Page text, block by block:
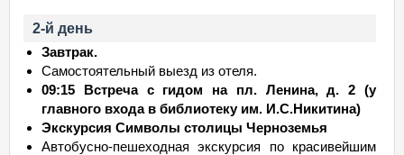
2-й день
Завтрак.
Самостоятельный выезд из отеля.
09:15 Встреча с гидом на пл. Ленина, д. 2 (у
главного входа в библиотеку им. И.С.Никитина)
Экскурсия Символы столицы Черноземья
Автобусно-пешеходная экскурсия по красивейшим